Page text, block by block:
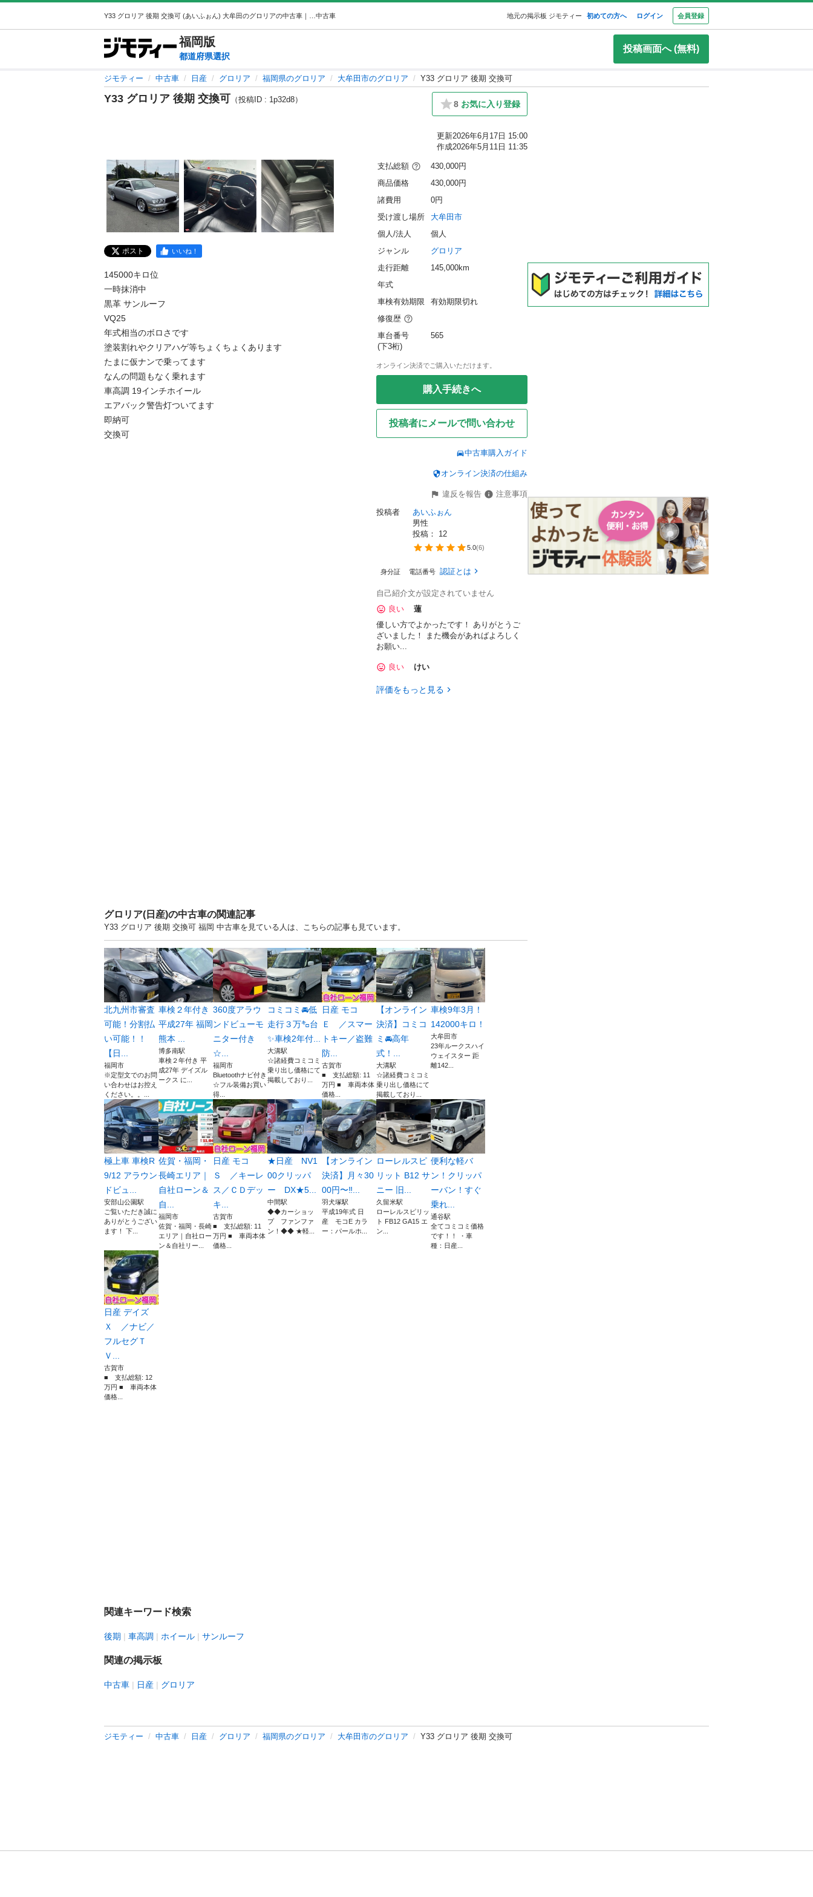
中古車 地元の掲示板 ジモティー 初めての方へ ログイン 会員登録
福岡版
都道府県選択
投稿画面へ (無料)
ジモティー 中古車 日産 グロリア 福岡県のグロリア 大牟田市のグロリア Y33 グロリア 後期 交換可
Y33 グロリア 後期 交換可 （投稿ID : 1p32d8） 8 お気に入り登録
更新2026年6月17日 15:00
作成2026年5月11日 11:35
ポスト いいね！
145000キロ位
一時抹消中
黒革 サンルーフ
VQ25
年式相当のボロさです
塗装割れやクリアハゲ等ちょくちょくあります
たまに仮ナンで乗ってます
なんの問題もなく乗れます
車高調 19インチホイール
エアバック警告灯ついてます
即納可
交換可
支払総額
430,000円
商品価格
430,000円
諸費用
0円
受け渡し場所
大牟田市
個人/法人
個人
ジャンル
グロリア
走行距離
145,000km
年式
車検有効期限
有効期限切れ
修復歴
車台番号
(下3桁)
565
オンライン決済でご購入いただけます。
購入手続きへ
投稿者にメールで問い合わせ
中古車購入ガイド
オンライン決済の仕組み
違反を報告
注意事項
投稿者
あいふぉん
男性
投稿： 12
5.0(6)
身分証 電話番号 認証とは
自己紹介文が設定されていません
良い
蓮
優しい方でよかったです！ ありがとうご
ざいました！ また機会があればよろしく
お願い...
良い けい
評価をもっと見る
グロリア(日産)の中古車の関連記事
Y33 グロリア 後期 交換可 福岡 中古車を見ている人は、こちらの記事も見ています。
北九州市審査
可能！分割払
い可能！！
【日...
福岡市
※定型文でのお問
い合わせはお控え
ください。。...
車検２年付き
平成27年 福岡
熊本 ...
博多南駅
車検２年付き 平
成27年 デイズル
ークス に...
360度アラウ
ンドビューモ
ニター付き
☆...
福岡市
Bluetoothナビ付き
☆フル装備お買い
得...
コミコミ🚘低
走行３万㌔台
✨車検2年付...
大溝駅
☆諸経費コミコミ
乗り出し価格にて
掲載しており...
日産 モコ
Ｅ ／スマー
トキー／盗難
防...
古賀市
■ 支払総額: 11
万円 ■ 車両本体
価格...
【オンライン
決済】コミコ
ミ🚘高年
式！...
大溝駅
☆諸経費コミコミ
乗り出し価格にて
掲載しており...
車検9年3月！
142000キロ！
大牟田市
23年ルークスハイ
ウェイスター 距
離142...
極上車 車検R
9/12 アラウン
ドビュ...
安部山公園駅
ご覧いただき誠に
ありがとうござい
ます！ 下...
佐賀・福岡・
長崎エリア｜
自社ローン＆
自...
福岡市
佐賀・福岡・長崎
エリア｜自社ロー
ン＆自社リー...
日産 モコ
Ｓ ／キーレ
ス／ＣＤデッ
キ...
古賀市
■ 支払総額: 11
万円 ■ 車両本体
価格...
★日産 NV1
00クリッパ
ー DX★5...
中間駅
◆◆カーショッ
プ ファンファ
ン！◆◆ ★軽...
【オンライン
決済】月々30
00円〜‼️...
羽犬塚駅
平成19年式 日
産 モコE カラ
ー：パールホ...
ローレルスピ
リット B12 サ
ニー 旧...
久留米駅
ローレルスピリッ
ト FB12 GA15 エ
ン...
便利な軽バ
ン！クリッパ
ーバン！すぐ
乗れ...
通谷駅
全てコミコミ価格
です！！ ・車
種：日産...
日産 デイズ
Ｘ ／ナビ／
フルセグＴ
Ｖ...
古賀市
■ 支払総額: 12
万円 ■ 車両本体
価格...
関連キーワード検索
後期 車高調 ホイール サンルーフ
関連の掲示板
中古車 日産 グロリア
ジモティー 中古車 日産 グロリア 福岡県のグロリア 大牟田市のグロリア Y33 グロリア 後期 交換可